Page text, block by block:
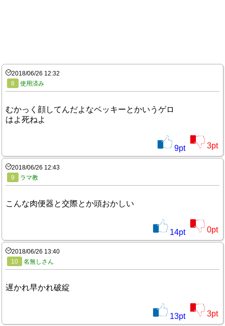
2018/06/26 12:32
8
使用済み
むかっく顔してんだよなベッキーとかいうゲロ
はよ死ねよ
9pt 3pt
2018/06/26 12:43
9
ラマ教
こんな肉便器と交際とか頭おかしい
14pt 0pt
2018/06/26 13:40
10
名無しさん
遅かれ早かれ破綻
13pt 3pt